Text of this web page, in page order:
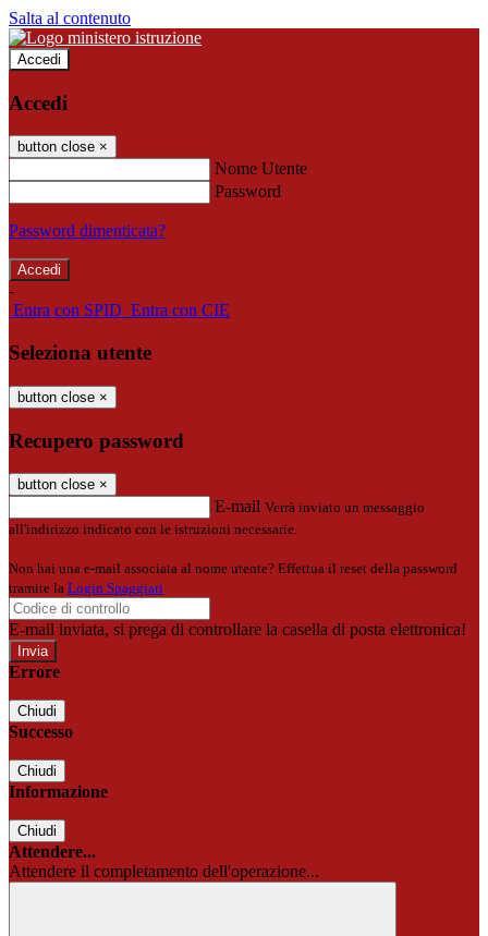
Salta al contenuto
Accedi
Accedi
button close ×
Nome Utente
Password
Password dimenticata?
-
Entra con SPID Entra con CIE
Seleziona utente
button close ×
Recupero password
button close ×
E-mail Verrà inviato un messaggio
all'indirizzo indicato con le istruzioni necessarie.
Non hai una e-mail associata al nome utente? Effettua il reset della password
tramite la Login Spaggiari
E-mail inviata, si prega di controllare la casella di posta elettronica!
Errore
Chiudi
Successo
Chiudi
Informazione
Chiudi
Attendere...
Attendere il completamento dell'operazione...